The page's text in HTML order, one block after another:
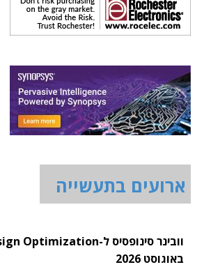
ארועים בתעשייה
באוגוסט 2026